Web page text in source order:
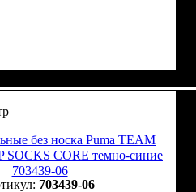
без носка Puma TEAM
SOCKS CORE темно-синие
703439-06
703439-06